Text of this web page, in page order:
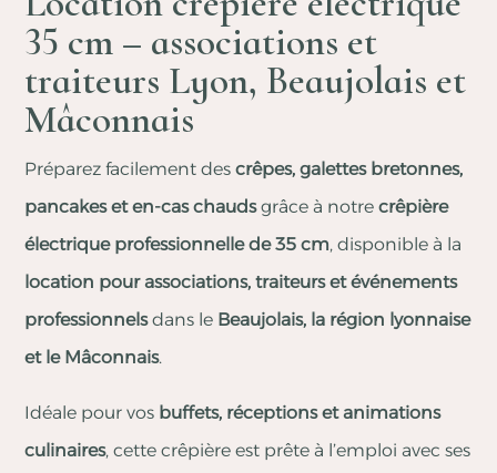
35 cm – associations et
traiteurs Lyon, Beaujolais et
Mâconnais
Préparez facilement descrêpes, galettes bretonnes,
pancakes et en-cas chaudsgrâce à notrecrêpière
électrique professionnelle de 35 cm, disponible à la
location pour associations, traiteurs et événements
professionnelsdans le Beaujolais, la région lyonnaise
et le Mâconnais.
Idéale pour vos buffets, réceptions et animations
culinaires, cette crêpière est prête à l’emploi avec ses